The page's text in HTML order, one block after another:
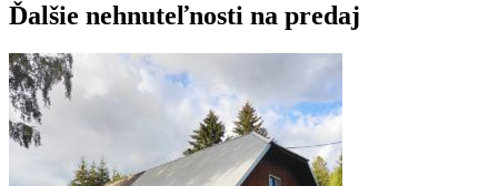
Ďalšie nehnuteľnosti na predaj